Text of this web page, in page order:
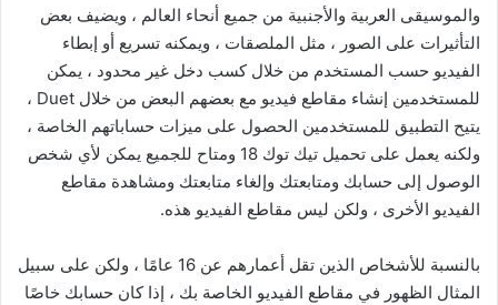
والموسيقى العربية والأجنبية من جميع أنحاء العالم ، ويضيف بعض
التأثيرات على الصور ، مثل الملصقات ، ويمكنه تسريع أو إبطاء
الفيديو حسب المستخدم من خلال كسب دخل غير محدود ، يمكن
للمستخدمين إنشاء مقاطع فيديو مع بعضهم البعض من خلال Duet ،
يتيح التطبيق للمستخدمين الحصول على ميزات حساباتهم الخاصة ،
ولكنه يعمل على تحميل تيك توك 18 ومتاح للجميع يمكن لأي شخص
الوصول إلى حسابك ومتابعتك وإلغاء متابعتك ومشاهدة مقاطع
الفيديو الأخرى ، ولكن ليس مقاطع الفيديو هذه.
بالنسبة للأشخاص الذين تقل أعمارهم عن 16 عامًا ، ولكن على سبيل
المثال الظهور في مقاطع الفيديو الخاصة بك ، إذا كان حسابك خاصًا